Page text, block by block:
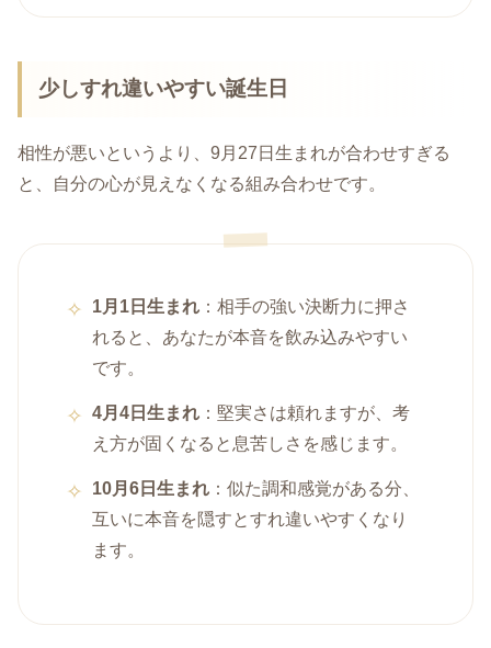
少しすれ違いやすい誕生日
相性が悪いというより、9月27日生まれが合わせすぎる
と、自分の心が見えなくなる組み合わせです。
1月1日生まれ ：相手の強い決断力に押さ
れると、あなたが本音を飲み込みやすい
です。
4月4日生まれ ：堅実さは頼れますが、考
え方が固くなると息苦しさを感じます。
10月6日生まれ ：似た調和感覚がある分、
互いに本音を隠すとすれ違いやすくなり
ます。